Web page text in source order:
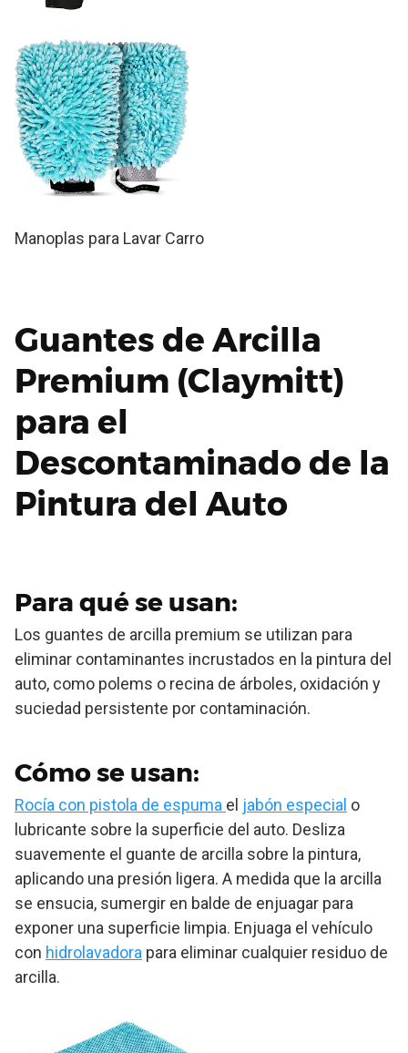
Manoplas para Lavar Carro
Guantes de Arcilla
Premium (Claymitt)
para el
Descontaminado de la
Pintura del Auto
Para qué se usan:
Los guantes de arcilla premium se utilizan para
eliminar contaminantes incrustados en la pintura del
auto, como polems o recina de árboles, oxidación y
suciedad persistente por contaminación.
Cómo se usan:
Rocía con pistola de espuma el jabón especial o
lubricante sobre la superficie del auto. Desliza
suavemente el guante de arcilla sobre la pintura,
aplicando una presión ligera. A medida que la arcilla
se ensucia, sumergir en balde de enjuagar para
exponer una superficie limpia. Enjuaga el vehículo
con hidrolavadora para eliminar cualquier residuo de
arcilla.